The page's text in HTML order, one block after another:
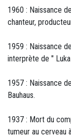
1960 : Naissance
chanteur,
1959 : Naissance
interprète de "
1957 : Naissance
Bauhaus.
1937 : Mort du
tumeur au cerveau